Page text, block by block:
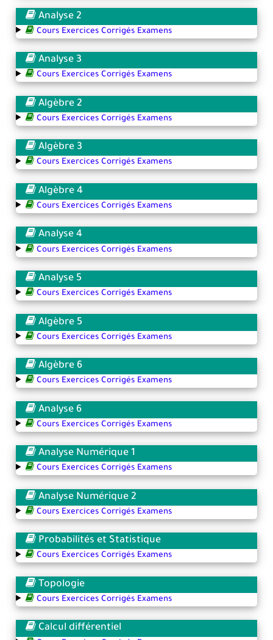
Analyse 2
Cours Exercices Corrigés Examens
Analyse 3
Cours Exercices Corrigés Examens
Algèbre 2
Cours Exercices Corrigés Examens
Algèbre 3
Cours Exercices Corrigés Examens
Algèbre 4
Cours Exercices Corrigés Examens
Analyse 4
Cours Exercices Corrigés Examens
Analyse 5
Cours Exercices Corrigés Examens
Algèbre 5
Cours Exercices Corrigés Examens
Algèbre 6
Cours Exercices Corrigés Examens
Analyse 6
Cours Exercices Corrigés Examens
Analyse Numérique 1
Cours Exercices Corrigés Examens
Analyse Numérique 2
Cours Exercices Corrigés Examens
Probabilités et Statistique
Cours Exercices Corrigés Examens
Topologie
Cours Exercices Corrigés Examens
Calcul différentiel